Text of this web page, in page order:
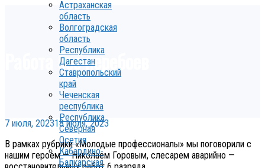
Астраханская
область
Волгоградская
область
Республика
Дагестан
Ставропольский
край
Чеченская
республика
Республика
Северная
Осетия
Кабардино-
Балкарская
Работа без перебоев
7 июля, 202318 июля, 2023
В рамках рубрики «Молодые профессионалы» мы поговорили с
нашим героем — Николаем Горовым, слесарем аварийно —